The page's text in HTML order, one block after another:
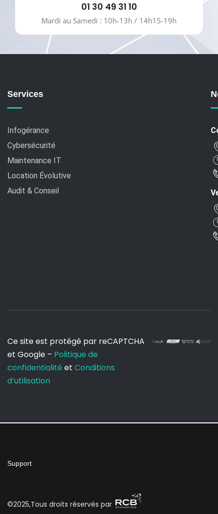
01 30 49 31 10
Mardi au Samedi : 10h-13h / 14h15-19h
Services
Infogérance
Cybersécurité
Maintenance IT
Location Évolutive
Audit & Conseil
Ce site est protégé par reCAPTCHA
et Google – Politique de
confidentialité et Conditions
d’utilisation
Support
©2025,Tous droits réservés par